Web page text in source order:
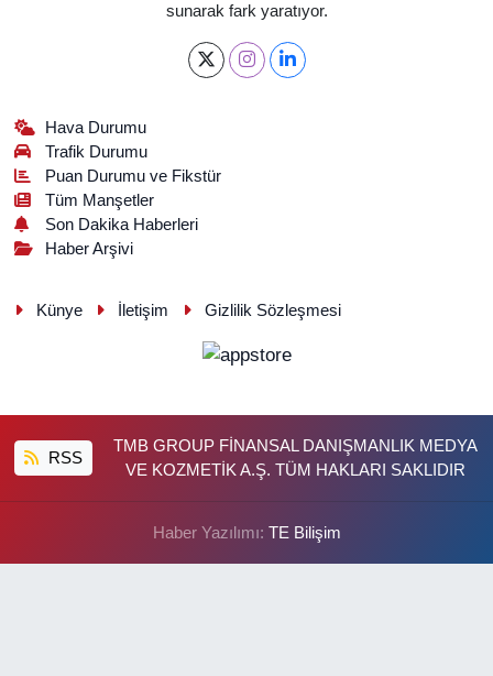
sunarak fark yaratıyor.
Hava Durumu
Trafik Durumu
Puan Durumu ve Fikstür
Tüm Manşetler
Son Dakika Haberleri
Haber Arşivi
Künye İletişim Gizlilik Sözleşmesi
RSS
TMB GROUP FİNANSAL DANIŞMANLIK MEDYA
VE KOZMETİK A.Ş. TÜM HAKLARI SAKLIDIR
Haber Yazılımı: TE Bilişim